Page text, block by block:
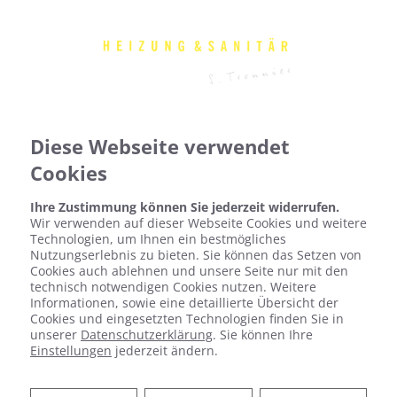
Diese Webseite verwendet
Cookies
Ihre Zustimmung können Sie jederzeit widerrufen.
Wir verwenden auf dieser Webseite Cookies und weitere
Technologien, um Ihnen ein bestmögliches
Nutzungserlebnis zu bieten. Sie können das Setzen von
Cookies auch ablehnen und unsere Seite nur mit den
technisch notwendigen Cookies nutzen. Weitere
Informationen, sowie eine detaillierte Übersicht der
Cookies und eingesetzten Technologien finden Sie in
unserer Datenschutzerklärung. Sie können Ihre
Einstellungen jederzeit ändern.